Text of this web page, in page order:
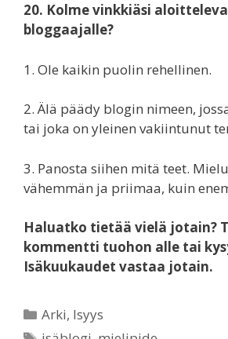
20. Kolme vinkkiäsi
bloggaajalle?
1. Ole kaikin puolin rehellinen.
2. Älä päädy blogin nimeen,
tai joka on yleinen vakiintunut
3. Panosta siihen mitä teet.
vähemmän ja priimaa, kuin
Haluatko tietää vielä jotain?
kommentti tuohon alle tai
Isäkuukaudet vastaa jotain.
Categories
Arki, Isyys